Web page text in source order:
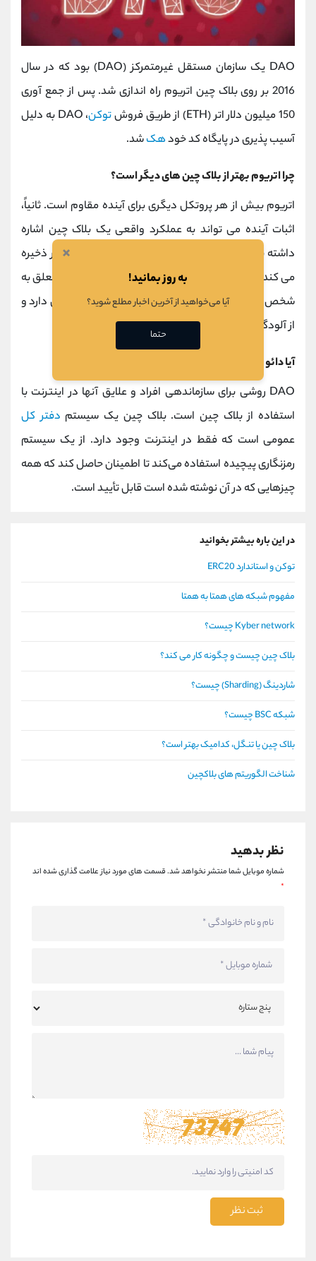
DAO یک سازمان مستقل غیرمتمرکز (DAO) بود که در سال
2016 بر روی بلاک چین اتریوم راه اندازی شد. پس از جمع آوری
150 میلیون دلار اتر (ETH) از طریق فروش
توکن
، DAO به دلیل
آسیب پذیری در پایگاه کد خودهکشد.
چرا اتریوم بهتر از بلاک چین های دیگر است؟
اتریوم بیش از هر پروتکل دیگری برای آینده مقاوم است. ثانیاً،
اثبات آینده می تواند به عملکرد واقعی یک بلاک چین اشاره
داشته باشد. یک بلاک چین داده ها را به طور تغییرناپذیر ذخیره
می کند و یک رکورد امن تر از یک پایگاه داده متمرکز و متعلق به
شخص ثالث است. یک بلاک چین, داده ها را ایمن نگه می دارد و
از آلودگی محافظت می کند.
آیا دائو از بلاک چین استفاده می کند؟
DAO روشی برای سازماندهی افراد و علایق آنها در اینترنت با
استفاده از بلاک چین است. بلاک چین یک سیستم دفتر کل
عمومی است که فقط در اینترنت وجود دارد. از یک سیستم
رمزنگاری پیچیده استفاده می‌کند تا اطمینان حاصل کند که همه
چیزهایی که در آن نوشته شده است قابل تأیید است.
در این باره بیشتر بخوانید
توکن و استاندارد ERC20
مفهوم شبکه های همتا به همتا
Kyber network چیست؟
بلاک چین چیست و چگونه کار می کند؟
شاردینگ (Sharding) چیست؟
شبکه BSC چیست؟
بلاک چین یا تنگل، کدامیک بهتر است؟
شناخت الگوریتم های بلاکچین
نظر بدهید
شماره موبایل شما منتشر نخواهد شد.قسمت های مورد نیاز علامت گذاری شده اند
*
ثبت نظر
×
به روز بمانید!
آیا می‌خواهید از آخرین اخبار مطلع شوید؟
حتما